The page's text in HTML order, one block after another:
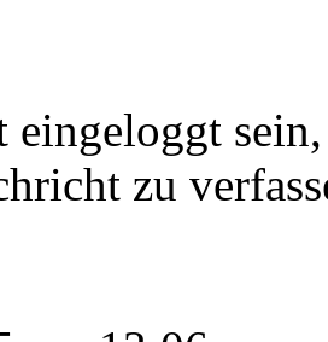
eingeloggt
zu